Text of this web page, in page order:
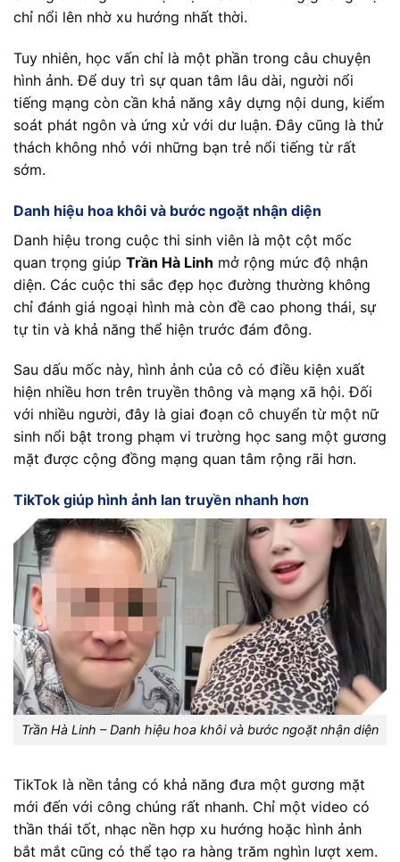
chỉ nổi lên nhờ xu hướng nhất thời.
Tuy nhiên, học vấn chỉ là một phần trong câu chuyện
hình ảnh. Để duy trì sự quan tâm lâu dài, người nổi
tiếng mạng còn cần khả năng xây dựng nội dung, kiểm
soát phát ngôn và ứng xử với dư luận. Đây cũng là thử
thách không nhỏ với những bạn trẻ nổi tiếng từ rất
sớm.
Danh hiệu hoa khôi và bước ngoặt nhận diện
Danh hiệu trong cuộc thi sinh viên là một cột mốc
quan trọng giúp Trần Hà Linh mở rộng mức độ nhận
diện. Các cuộc thi sắc đẹp học đường thường không
chỉ đánh giá ngoại hình mà còn đề cao phong thái, sự
tự tin và khả năng thể hiện trước đám đông.
Sau dấu mốc này, hình ảnh của cô có điều kiện xuất
hiện nhiều hơn trên truyền thông và mạng xã hội. Đối
với nhiều người, đây là giai đoạn cô chuyển từ một nữ
sinh nổi bật trong phạm vi trường học sang một gương
mặt được cộng đồng mạng quan tâm rộng rãi hơn.
TikTok giúp hình ảnh lan truyền nhanh hơn
Trần Hà Linh – Danh hiệu hoa khôi và bước ngoặt nhận diện
TikTok là nền tảng có khả năng đưa một gương mặt
mới đến với công chúng rất nhanh. Chỉ một video có
thần thái tốt, nhạc nền hợp xu hướng hoặc hình ảnh
bắt mắt cũng có thể tạo ra hàng trăm nghìn lượt xem.